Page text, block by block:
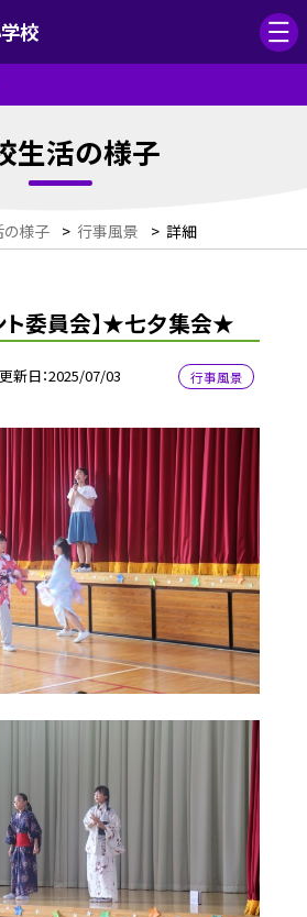
校
生活の様子
様子 > 行事風景 > 詳細
ト委員会】★七夕集会★
更新日 2025/07/03 行事風景